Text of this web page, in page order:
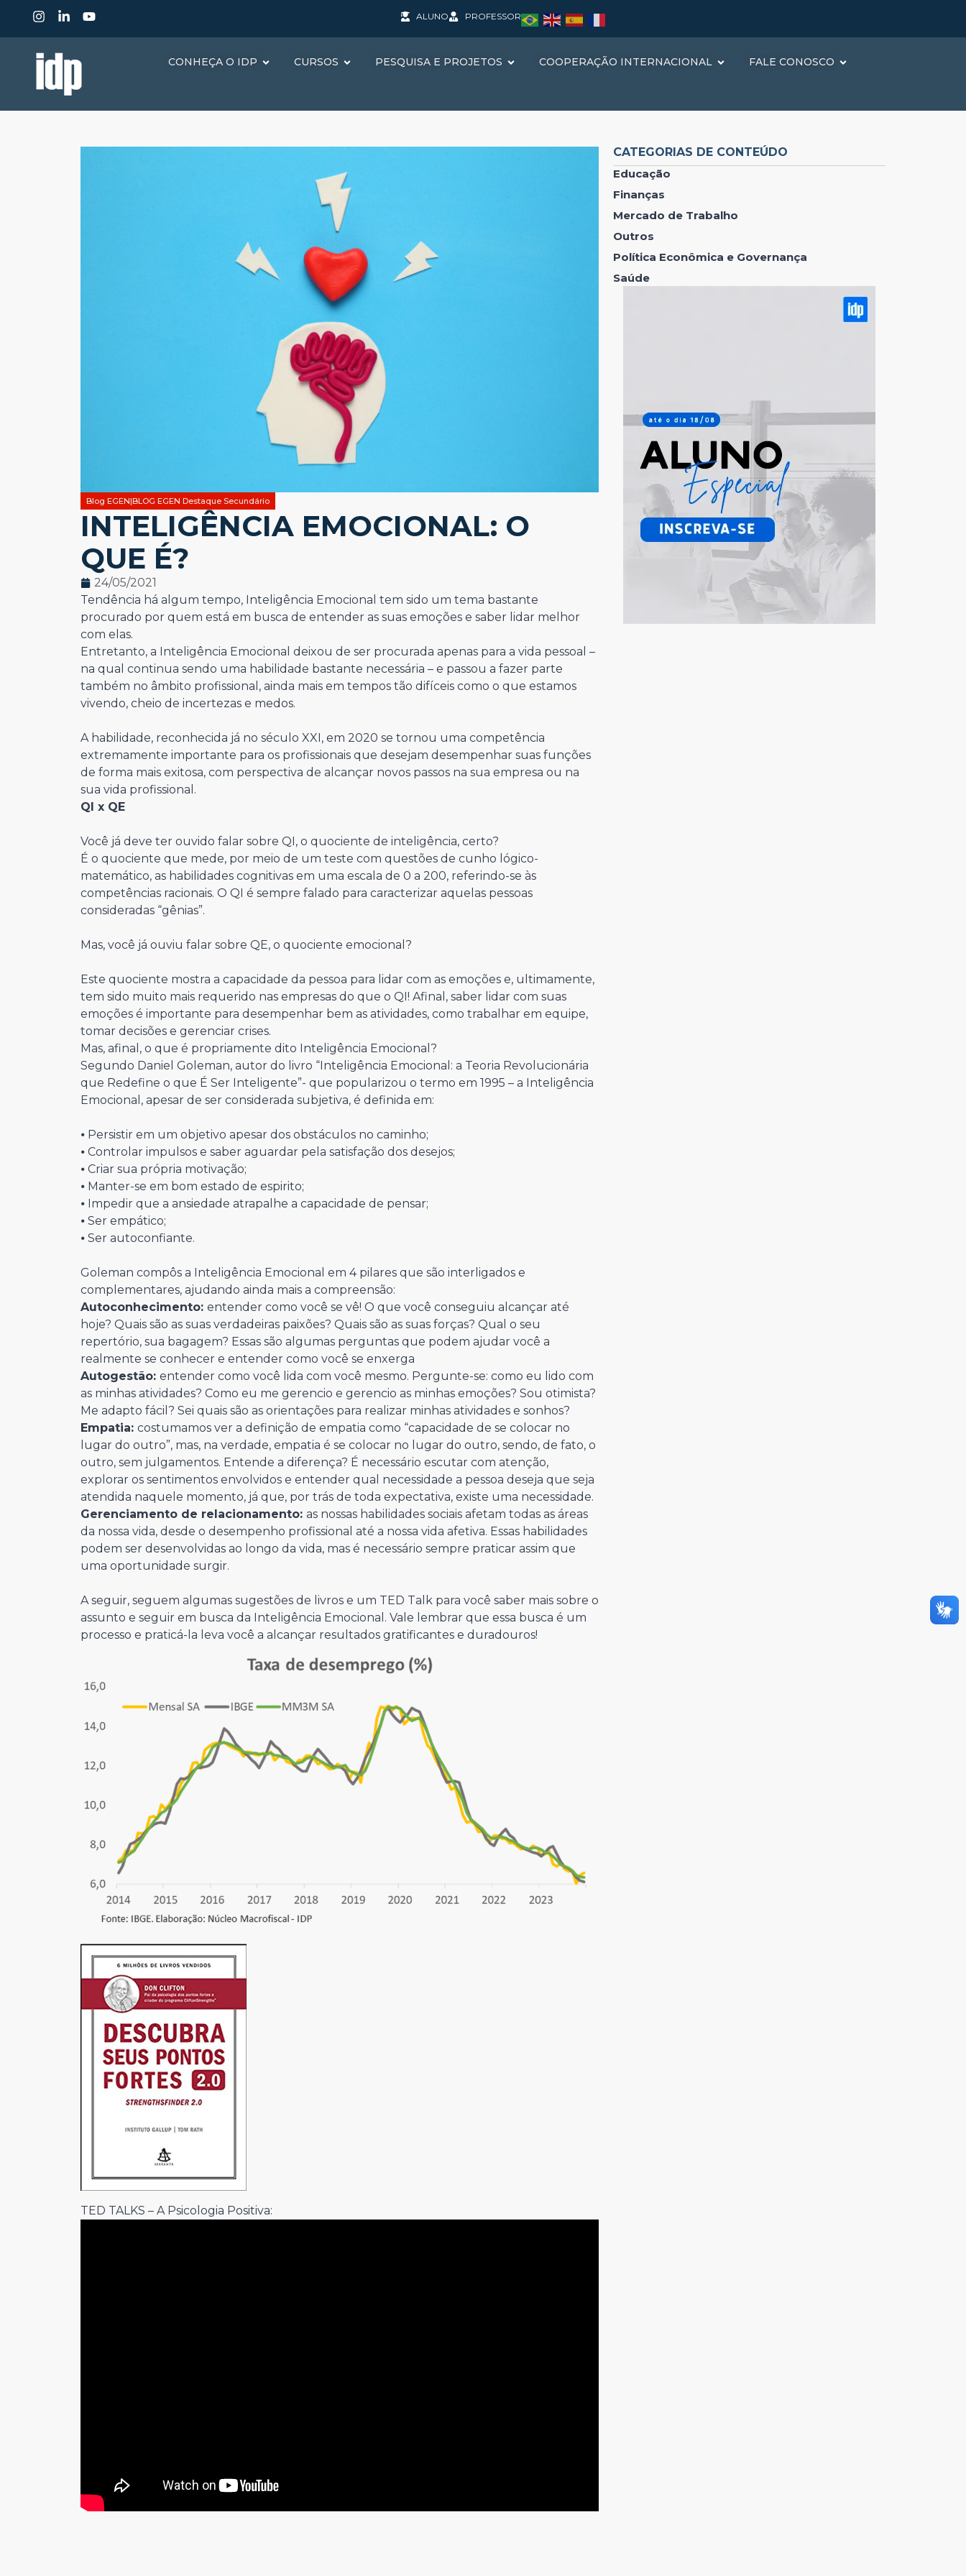
ALUNO PROFESSOR
CONHEÇA O IDP CURSOS PESQUISA E PROJETOS COOPERAÇÃO INTERNACIONAL FALE CONOSCO
Blog EGEN|BLOG EGEN Destaque Secundário
INTELIGÊNCIA EMOCIONAL: O
QUE É?
24/05/2021
Tendência há algum tempo, Inteligência Emocional tem sido um tema bastante
procurado por quem está em busca de entender as suas emoções e saber lidar melhor
com elas.
Entretanto, a Inteligência Emocional deixou de ser procurada apenas para a vida pessoal –
na qual continua sendo uma habilidade bastante necessária – e passou a fazer parte
também no âmbito profissional, ainda mais em tempos tão difíceis como o que estamos
vivendo, cheio de incertezas e medos.
A habilidade, reconhecida já no século XXI, em 2020 se tornou uma competência
extremamente importante para os profissionais que desejam desempenhar suas funções
de forma mais exitosa, com perspectiva de alcançar novos passos na sua empresa ou na
sua vida profissional.
QI x QE
Você já deve ter ouvido falar sobre QI, o quociente de inteligência, certo?
É o quociente que mede, por meio de um teste com questões de cunho lógico-
matemático, as habilidades cognitivas em uma escala de 0 a 200, referindo-se às
competências racionais. O QI é sempre falado para caracterizar aquelas pessoas
consideradas “gênias”.
Mas, você já ouviu falar sobre QE, o quociente emocional?
Este quociente mostra a capacidade da pessoa para lidar com as emoções e, ultimamente,
tem sido muito mais requerido nas empresas do que o QI! Afinal, saber lidar com suas
emoções é importante para desempenhar bem as atividades, como trabalhar em equipe,
tomar decisões e gerenciar crises.
Mas, afinal, o que é propriamente dito Inteligência Emocional?
Segundo Daniel Goleman, autor do livro “Inteligência Emocional: a Teoria Revolucionária
que Redefine o que É Ser Inteligente”- que popularizou o termo em 1995 – a Inteligência
Emocional, apesar de ser considerada subjetiva, é definida em:
⦁ Persistir em um objetivo apesar dos obstáculos no caminho;
⦁ Controlar impulsos e saber aguardar pela satisfação dos desejos;
⦁ Criar sua própria motivação;
⦁ Manter-se em bom estado de espirito;
⦁ Impedir que a ansiedade atrapalhe a capacidade de pensar;
⦁ Ser empático;
⦁ Ser autoconfiante.
Goleman compôs a Inteligência Emocional em 4 pilares que são interligados e
complementares, ajudando ainda mais a compreensão:
Autoconhecimento: entender como você se vê! O que você conseguiu alcançar até
hoje? Quais são as suas verdadeiras paixões? Quais são as suas forças? Qual o seu
repertório, sua bagagem? Essas são algumas perguntas que podem ajudar você a
realmente se conhecer e entender como você se enxerga
Autogestão: entender como você lida com você mesmo. Pergunte-se: como eu lido com
as minhas atividades? Como eu me gerencio e gerencio as minhas emoções? Sou otimista?
Me adapto fácil? Sei quais são as orientações para realizar minhas atividades e sonhos?
Empatia: costumamos ver a definição de empatia como “capacidade de se colocar no
lugar do outro”, mas, na verdade, empatia é se colocar no lugar do outro, sendo, de fato, o
outro, sem julgamentos. Entende a diferença? É necessário escutar com atenção,
explorar os sentimentos envolvidos e entender qual necessidade a pessoa deseja que seja
atendida naquele momento, já que, por trás de toda expectativa, existe uma necessidade.
Gerenciamento de relacionamento: as nossas habilidades sociais afetam todas as áreas
da nossa vida, desde o desempenho profissional até a nossa vida afetiva. Essas habilidades
podem ser desenvolvidas ao longo da vida, mas é necessário sempre praticar assim que
uma oportunidade surgir.
A seguir, seguem algumas sugestões de livros e um TED Talk para você saber mais sobre o
assunto e seguir em busca da Inteligência Emocional. Vale lembrar que essa busca é um
processo e praticá-la leva você a alcançar resultados gratificantes e duradouros!
TED TALKS – A Psicologia Positiva:
CATEGORIAS DE CONTEÚDO
Educação
Finanças
Mercado de Trabalho
Outros
Política Econômica e Governança
Saúde